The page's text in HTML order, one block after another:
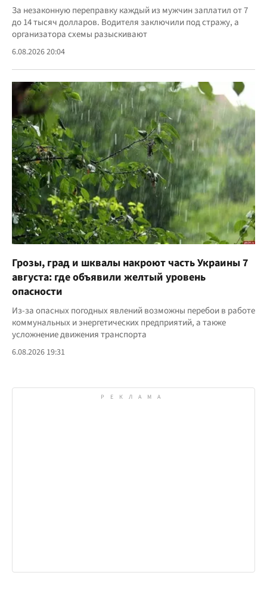
За незаконную переправку каждый из мужчин заплатил от 7
до 14 тысяч долларов. Водителя заключили под стражу, а
организатора схемы разыскивают
6.08.2026 20:04
Грозы, град и шквалы накроют часть Украины 7
августа: где объявили желтый уровень
опасности
Из-за опасных погодных явлений возможны перебои в работе
коммунальных и энергетических предприятий, а также
усложнение движения транспорта
6.08.2026 19:31